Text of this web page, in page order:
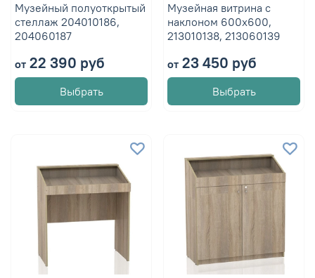
Музейный полуоткрытый
стеллаж 204010186,
204060187
от22 390 руб
Выбрать
Музейная витрина с
наклоном 600х600,
213010138, 213060139
от23 450 руб
Выбрать